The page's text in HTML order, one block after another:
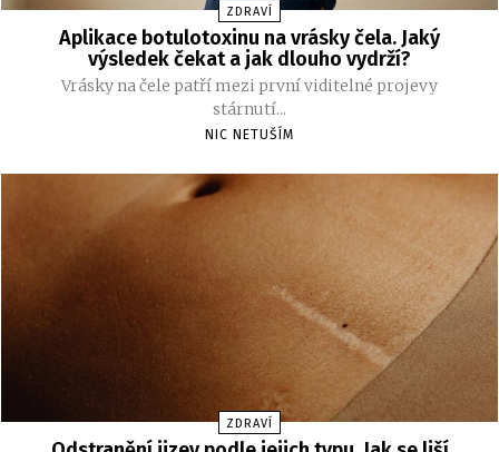
ZDRAVÍ
Aplikace botulotoxinu na vrásky čela. Jaký
výsledek čekat a jak dlouho vydrží?
Vrásky na čele patří mezi první viditelné projevy
stárnutí...
NIC NETUŠÍM
ZDRAVÍ